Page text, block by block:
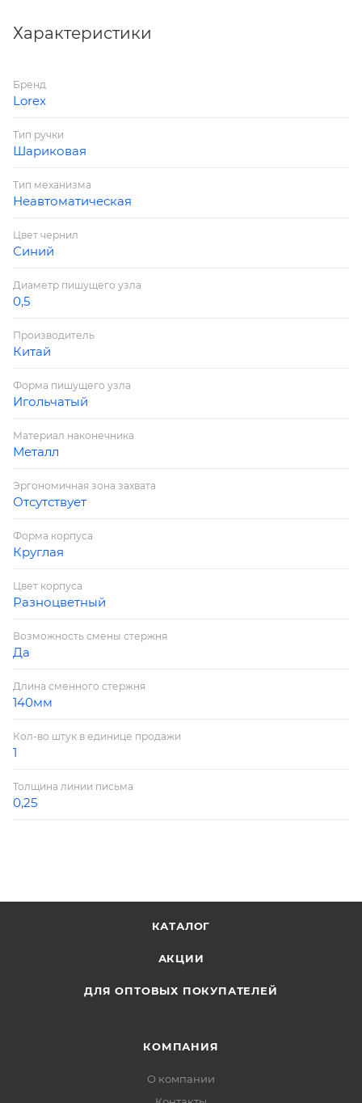
корпусе каждой ручки.
Характеристики
Бренд
Lorex
Тип ручки
Шариковая
Тип механизма
Неавтоматическая
Цвет чернил
Синий
Диаметр пишущего узла
0,5
Производитель
Китай
Форма пишущего узла
Игольчатый
Материал наконечника
Металл
Эргономичная зона захвата
Отсутствует
Форма корпуса
Круглая
Цвет корпуса
Разноцветный
Возможность смены стержня
Да
Длина сменного стержня
140мм
Кол-во штук в единице продажи
1
Толщина линии письма
0,25
КАТАЛОГ
АКЦИИ
ДЛЯ ОПТОВЫХ ПОКУПАТЕЛЕЙ
КОМПАНИЯ
О компании